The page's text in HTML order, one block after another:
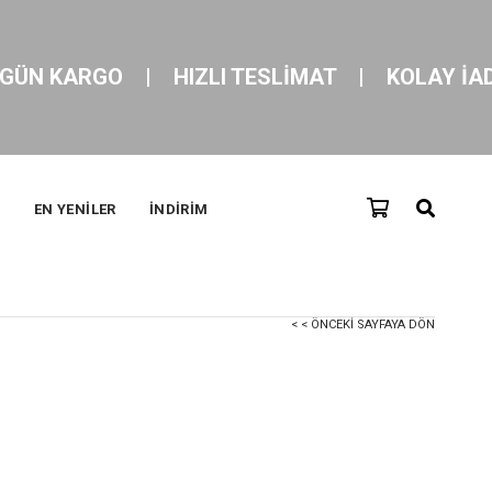
|    HIZLI TESLİMAT    |    KOLAY İADE !
EN YENİLER İNDİRİM
< < ÖNCEKI SAYFAYA DÖN